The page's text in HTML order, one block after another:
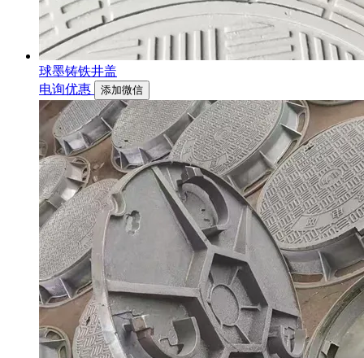
球墨铸铁井盖
电询优惠
添加微信